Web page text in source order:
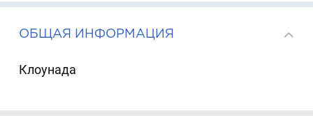
ОБЩАЯ ИНФОРМАЦИЯ
Клоунада